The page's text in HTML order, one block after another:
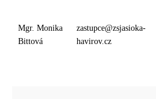
Mgr. Monika
Bittová
zastupce@zsjasioka-
havirov.cz